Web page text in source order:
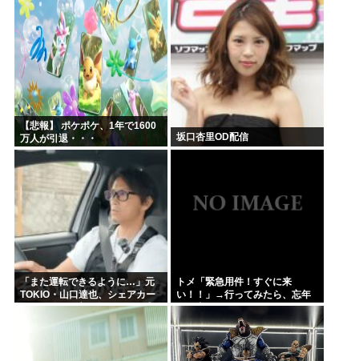
【悲報】 ポケポケ、1年で1600
万人が引退・・・
坂口杏里OD配信
「また運転できるように…」元
TOKIO・山口達也、シェアカー
運転&ギター演奏姿にファン感動
トメ「緊急用件！すぐに来
い！！」→行ってみたら、忘年
会に出るからコウトらにメシを
作れと。言いたい事言って帰ろ
うとしたら、コウトらが必タヒ
に...